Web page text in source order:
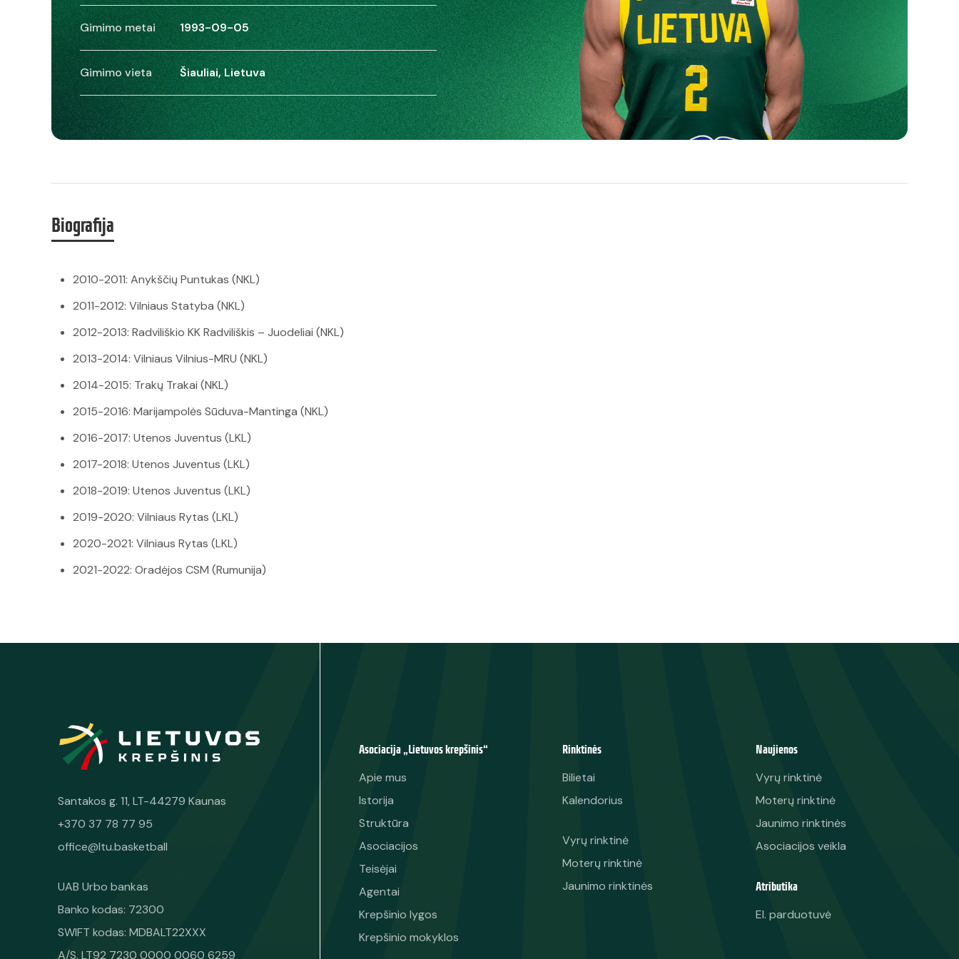
Gimimo metai 1993-09-05
Gimimo vieta Šiauliai, Lietuva
Biografija
2010-2011: Anykščių Puntukas (NKL)
2011-2012: Vilniaus Statyba (NKL)
2012-2013: Radviliškio KK Radviliškis – Juodeliai (NKL)
2013-2014: Vilniaus Vilnius-MRU (NKL)
2014-2015: Trakų Trakai (NKL)
2015-2016: Marijampolės Sūduva-Mantinga (NKL)
2016-2017: Utenos Juventus (LKL)
2017-2018: Utenos Juventus (LKL)
2018-2019: Utenos Juventus (LKL)
2019-2020: Vilniaus Rytas (LKL)
2020-2021: Vilniaus Rytas (LKL)
2021-2022: Oradėjos CSM (Rumunija)
Santakos g. 11, LT-44279 Kaunas
+370 37 78 77 95
office@ltu.basketball
UAB Urbo bankas
Banko kodas: 72300
SWIFT kodas: MDBALT22XXX
A/S. LT92 7230 0000 0060 6259
Asociacija „Lietuvos krepšinis“
Apie mus
Istorija
Struktūra
Asociacijos
Teisėjai
Agentai
Krepšinio lygos
Krepšinio mokyklos
Rinktinės
Bilietai
Kalendorius
Vyrų rinktinė
Moterų rinktinė
Jaunimo rinktinės
Naujienos
Vyrų rinktinė
Moterų rinktinė
Jaunimo rinktinės
Asociacijos veikla
Atributika
El. parduotuvė